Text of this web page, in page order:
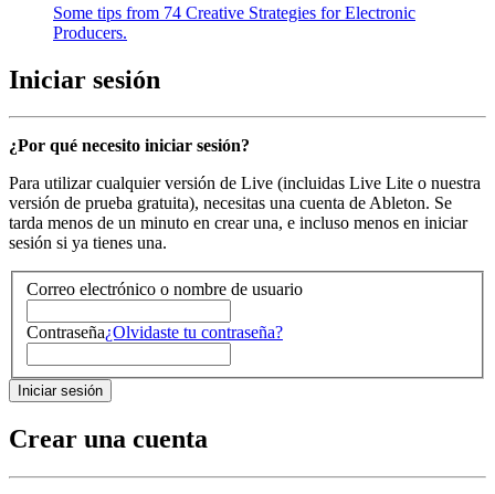
Some tips from 74 Creative Strategies for Electronic
Producers.
Iniciar sesión
¿Por qué necesito iniciar sesión?
Para utilizar cualquier versión de Live (incluidas Live Lite o nuestra
versión de prueba gratuita), necesitas una cuenta de Ableton. Se
tarda menos de un minuto en crear una, e incluso menos en iniciar
sesión si ya tienes una.
Correo electrónico o nombre de usuario
Contraseña¿Olvidaste tu contraseña?
Crear una cuenta